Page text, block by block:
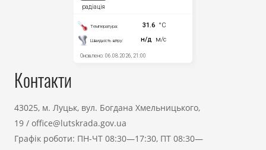
Контакти
43025, м. Луцьк, вул. Богдана Хмельницького,
19 / office@lutskrada.gov.ua
Графік роботи: ПН-ЧТ 08:30—17:30, ПТ 08:30—